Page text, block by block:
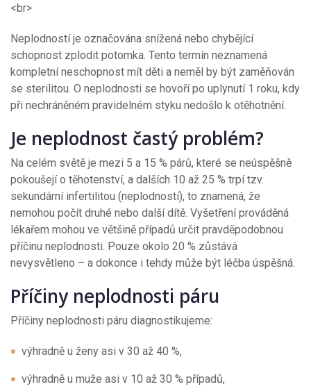
<br>
Neplodností je označována snížená nebo chybějící
schopnost zplodit potomka. Tento termín neznamená
kompletní neschopnost mít děti a neměl by být zaměňován
se sterilitou. O neplodnosti se hovoří po uplynutí 1 roku, kdy
při nechráněném pravidelném styku nedošlo k otěhotnění.
Je neplodnost častý problém?
Na celém světě je mezi 5 a 15 % párů, které se neúspěšně
pokoušejí o těhotenství, a dalších 10 až 25 % trpí tzv.
sekundární infertilitou (neplodností), to znamená, že
nemohou počít druhé nebo další dítě. Vyšetření prováděná
lékařem mohou ve většině případů určit pravděpodobnou
příčinu neplodnosti. Pouze okolo 20 % zůstává
nevysvětleno – a dokonce i tehdy může být léčba úspěšná.
Příčiny neplodnosti páru
Příčiny neplodnosti páru diagnostikujeme:
výhradně u ženy asi v 30 až 40 %,
výhradně u muže asi v 10 až 30 % případů,